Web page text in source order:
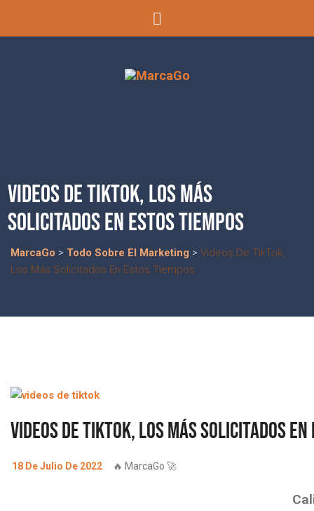
VIDEOS DE TIKTOK, LOS MÁS
SOLICITADOS EN ESTOS TIEMPOS
MarcaGo > Todo Sobre El Marketing > Videos De TikTok,
Los Más Solicitados En Estos Tiempos
Videos de TikTok, los más solicitados
18 De Julio De 2022 🔥 MarcaGo 🚀